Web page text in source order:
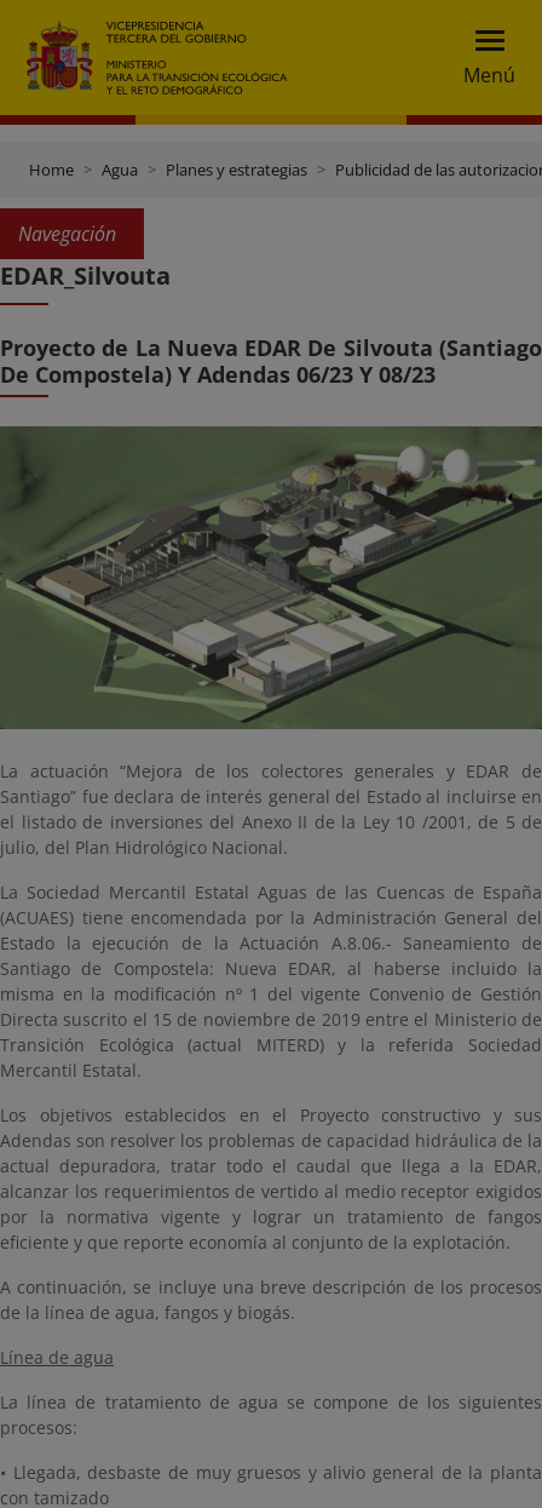
Menú
Home Agua Planes y estrategias Publicidad de las
Navegación
EDAR_Silvouta
Proyecto de La Nueva EDAR De Silvouta (Santiago
De Compostela) Y Adendas 06/23 Y 08/23
La actuación “Mejora de los colectores generales y EDAR de
Santiago” fue declara de interés general del Estado al incluirse en
el listado de inversiones del Anexo II de la Ley 10 /2001, de 5 de
julio, del Plan Hidrológico Nacional.
La Sociedad Mercantil Estatal Aguas de las Cuencas de España
(ACUAES) tiene encomendada por la Administración General del
Estado la ejecución de la Actuación A.8.06.- Saneamiento de
Santiago de Compostela: Nueva EDAR, al haberse incluido la
misma en la modificación nº 1 del vigente Convenio de Gestión
Directa suscrito el 15 de noviembre de 2019 entre el Ministerio de
Transición Ecológica (actual MITERD) y la referida Sociedad
Mercantil Estatal.
Los objetivos establecidos en el Proyecto constructivo y sus
Adendas son resolver los problemas de capacidad hidráulica de la
actual depuradora, tratar todo el caudal que llega a la EDAR,
alcanzar los requerimientos de vertido al medio receptor exigidos
por la normativa vigente y lograr un tratamiento de fangos
eficiente y que reporte economía al conjunto de la explotación.
A continuación, se incluye una breve descripción de los procesos
de la línea de agua, fangos y biogás.
Línea de agua
La línea de tratamiento de agua se compone de los siguientes
procesos:
• Llegada, desbaste de muy gruesos y alivio general de la planta
con tamizado